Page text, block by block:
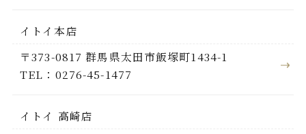
イトイ本店
〒373-0817 群馬県太田市飯塚町1434-1
TEL：0276-45-1477
イトイ 高崎店